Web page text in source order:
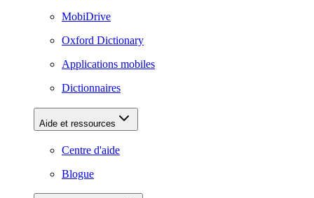
MobiDrive
Oxford Dictionary
Applications mobiles
Dictionnaires
Aide et ressources
Centre d'aide
Blogue